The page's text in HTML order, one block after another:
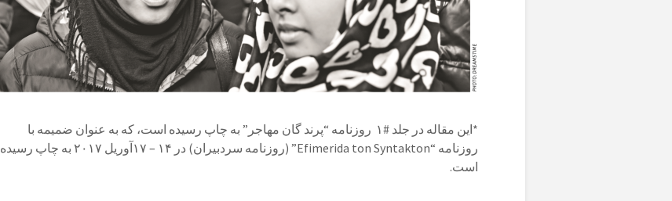
*
این مقاله در جلد #۱ روزنامه “پرند گان مهاجر” به چاپ رسیده است، که به عنوان ضمیمه با
روزنامه “Efimerida ton Syntakton” (روزنامه سردبیران) در ۱۴ – ۱۷آوریل ۲۰۱۷ به چاپ رسیده
است.